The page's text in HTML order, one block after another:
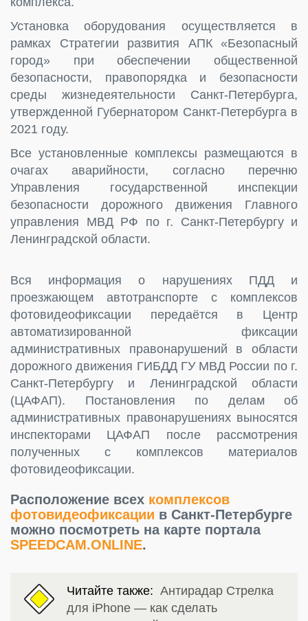
Установка оборудования осуществляется в
рамках Стратегии развития АПК «Безопасный
город» при обеспечении общественной
безопасности, правопорядка и безопасности
среды жизнедеятельности Санкт-Петербурга,
утвержденной Губернатором Санкт-Петербурга в
2021 году.
Все установленные комплексы размещаются в
очагах аварийности, согласно перечню
Управления государственной инспекции
безопасности дорожного движения Главного
управления МВД РФ по г. Санкт-Петербургу и
Ленинградской области.
Вся информация о нарушениях ПДД и
проезжающем автотранспорте с комплексов
фотовидеофиксации передаётся в Центр
автоматизированной фиксации
административных правонарушений в области
дорожного движения ГИБДД ГУ МВД России по г.
Санкт-Петербургу и Ленинградской области
(ЦАФАП). Постановления по делам об
административных правонарушениях выносятся
инспекторами ЦАФАП после рассмотрения
полученных с комплексов материалов
фотовидеофиксации.
Расположение всех комплексов
фотовидеофиксации в Санкт-Петербурге
можно посмотреть на карте портала
SPEEDCAM.ONLINE.
Читайте также: Антирадар Стрелка
для iPhone — как сделать